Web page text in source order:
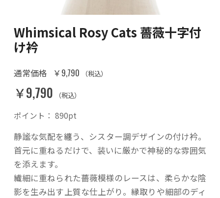
Whimsical Rosy Cats 薔薇十字付
け衿
通常価格 ￥9,790 （税込）
￥9,790 （税込）
ポイント： 890pt
静謐な気配を纏う、シスター調デザインの付け衿。
首元に重ねるだけで、装いに厳かで神秘的な雰囲気
を添えます。
繊細に重ねられた薔薇模様のレースは、柔らかな陰
影を生み出す上質な仕上がり。縁取りや細部のディ